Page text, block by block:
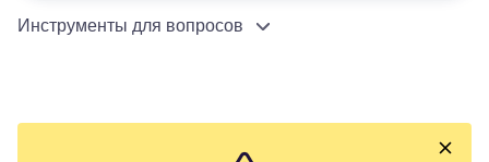
Инструменты для вопросов